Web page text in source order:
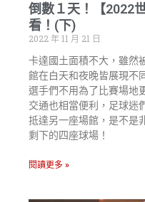
倒數１天！【2022
看！(下)
2022 年 11 月 21 日
卡達國土面積不大，雖然
館在白天和夜晚皆展現不
選手們不用為了比賽場地
交通也相當便利，足球迷
抵達另一座場館，是不是
剩下的四座球場！
閱讀更多 »